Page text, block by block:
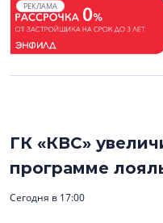
РЕКЛАМА
ГК «КВС»
программе
Сегодня в 17:00